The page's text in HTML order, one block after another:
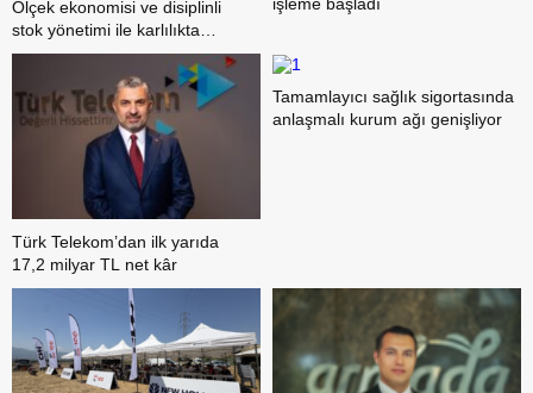
Ölçek ekonomisi ve disiplinli
stok yönetimi ile karlılıkta
yükseliş trendi
Türk Telekom’dan ilk yarıda
17,2 milyar TL net kâr
Tamamlayıcı sağlık sigortasında
anlaşmalı kurum ağı genişliyor